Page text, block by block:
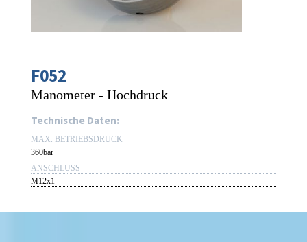
F052
Manometer - Hochdruck
Technische Daten:
MAX. BETRIEBSDRUCK
360bar
ANSCHLUSS
M12x1